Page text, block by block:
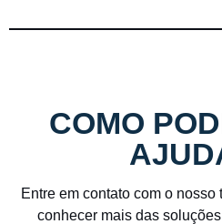
COMO
Entre em contato com o
conhecer mais das